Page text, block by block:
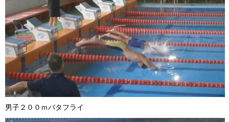
男子２００ｍバタフライ